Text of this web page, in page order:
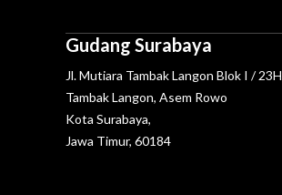
Gudang Surabaya
Jl. Mutiara Tambak Langon Blok I / 23H
Tambak Langon, Asem Rowo
Kota Surabaya,
Jawa Timur, 60184